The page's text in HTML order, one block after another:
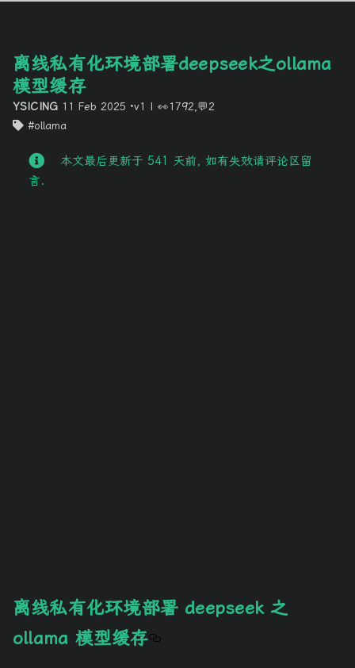
离线私有化环境部署deepseek之ollama
模型缓存
YSICING 11 Feb 2025 ·v1 |👀1792,💬2
ollama
本文最后更新于 541 天前, 如有失效请评论区留
言.
离线私有化环境部署 deepseek 之
ollama 模型缓存